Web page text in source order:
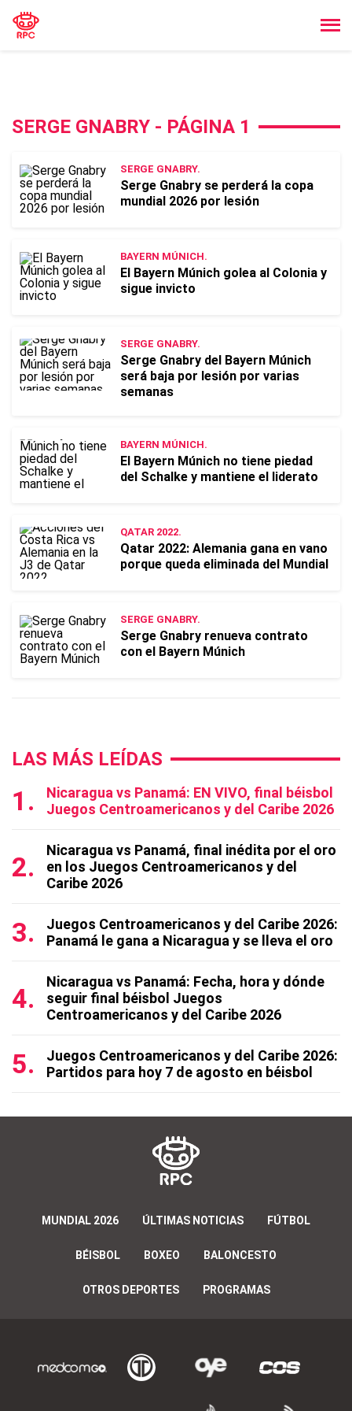
SERGE GNABRY - PÁGINA 1
SERGE GNABRY.
Serge Gnabry se perderá la copa
mundial 2026 por lesión
BAYERN MÚNICH.
El Bayern Múnich golea al Colonia y
sigue invicto
SERGE GNABRY.
Serge Gnabry del Bayern Múnich
será baja por lesión por varias
semanas
BAYERN MÚNICH.
El Bayern Múnich no tiene piedad
del Schalke y mantiene el liderato
QATAR 2022.
Qatar 2022: Alemania gana en vano
porque queda eliminada del Mundial
SERGE GNABRY.
Serge Gnabry renueva contrato
con el Bayern Múnich
LAS MÁS LEÍDAS
Nicaragua vs Panamá: EN VIVO, final béisbol
Juegos Centroamericanos y del Caribe 2026
Nicaragua vs Panamá, final inédita por el oro
en los Juegos Centroamericanos y del
Caribe 2026
Juegos Centroamericanos y del Caribe 2026:
Panamá le gana a Nicaragua y se lleva el oro
Nicaragua vs Panamá: Fecha, hora y dónde
seguir final béisbol Juegos
Centroamericanos y del Caribe 2026
Juegos Centroamericanos y del Caribe 2026:
Partidos para hoy 7 de agosto en béisbol
MUNDIAL 2026 ÚLTIMAS NOTICIAS FÚTBOL
BÉISBOL BOXEO BALONCESTO
OTROS DEPORTES PROGRAMAS